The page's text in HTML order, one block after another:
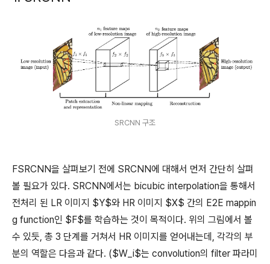
SRCNN 구조
FSRCNN을 살펴보기 전에 SRCNN에 대해서 먼저 간단히 살펴
볼 필요가 있다. SRCNN에서는 bicubic interpolation을 통해서
전처리 된 LR 이미지 $Y$와 HR 이미지 $X$ 간의 E2E mappin
g function인 $F$를 학습하는 것이 목적이다. 위의 그림에서 볼
수 있듯, 총 3 단계를 거쳐서 HR 이미지를 얻어내는데, 각각의 부
분의 역할은 다음과 같다. ($W_i$는 convolution의 filter 파라미